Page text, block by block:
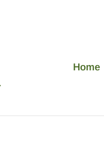
Home